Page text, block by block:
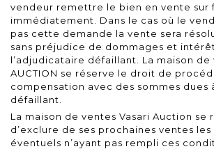
vendeur remettre le bien en vente sur
immédiatement. Dans le cas où le
pas cette demande la vente sera
sans préjudice de dommages et
l’adjudicataire défaillant. La maison de
AUCTION se réserve le droit de
compensation avec des sommes dues
défaillant.
La maison de ventes Vasari Auction se
d’exclure de ses prochaines ventes
éventuels n’ayant pas rempli ces